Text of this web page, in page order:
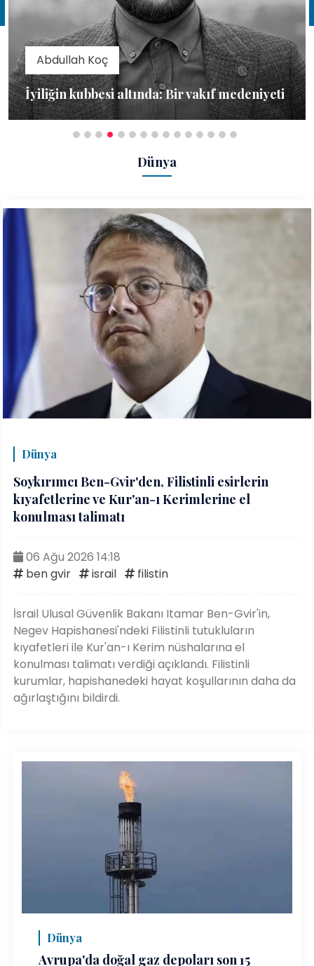
Ayşe Gündoğdu
Promptlar, terminaller ve junior
mühendisliğin sonu mu?
Dünya
Dünya
Soykırımcı Ben-Gvir'den, Filistinli esirlerin
kıyafetlerine ve Kur'an-ı Kerimlerine el
konulması talimatı
06 Ağu 2026 14:18
ben gvir
israil filistin
İsrail Ulusal Güvenlik Bakanı Itamar Ben-Gvir'in,
Negev Hapishanesi'ndeki Filistinli tutukluların
kıyafetleri ile Kur'an-ı Kerim nüshalarına el
konulması talimatı verdiği açıklandı. Filistinli
kurumlar, hapishanedeki hayat koşullarının daha da
ağırlaştığını bildirdi.
Dünya
Avrupa'da doğal gaz depoları son 15